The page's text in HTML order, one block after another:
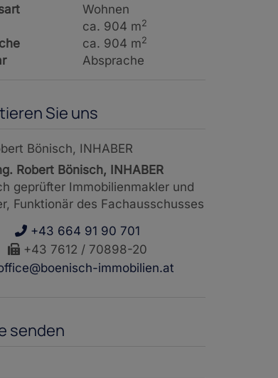
Wohnen
ca. 904 m2
ca. 904 m2
Absprache
Sie uns
Robert Bönisch, INHABER
geprüfter Immobilienmakler und
Funktionär des Fachausschusses
+43 664 91 90 701
+43 7612 / 70898-20
immobilien.at
senden